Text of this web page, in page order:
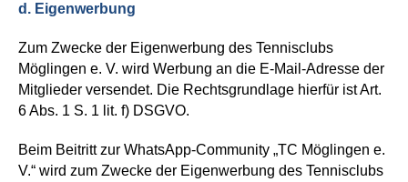
d. Eigenwerbung
Zum Zwecke der Eigenwerbung des Tennisclubs
Möglingen e. V. wird Werbung an die E-Mail-Adresse der
Mitglieder versendet. Die Rechtsgrundlage hierfür ist Art.
6 Abs. 1 S. 1 lit. f) DSGVO.
Beim Beitritt zur WhatsApp-Community „TC Möglingen e.
V.“ wird zum Zwecke der Eigenwerbung des Tennisclubs